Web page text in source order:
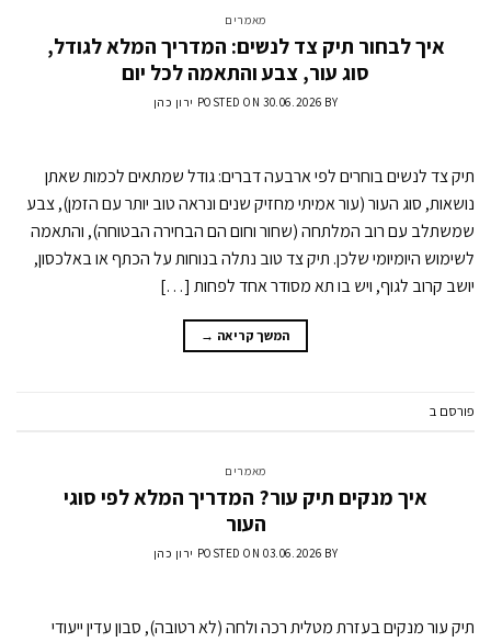
מאמרים
איך לבחור תיק צד לנשים: המדריך המלא לגודל,
סוג עור, צבע והתאמה לכל יום
POSTED ON30.06.2026 BY ירון כהן
תיק צד לנשים בוחרים לפי ארבעה דברים: גודל שמתאים לכמות שאתן
נושאות, סוג העור (עור אמיתי מחזיק שנים ונראה טוב יותר עם הזמן), צבע
שמשתלב עם רוב המלתחה (שחור וחום הם הבחירה הבטוחה), והתאמה
לשימוש היומיומי שלכן. תיק צד טוב נתלה בנוחות על הכתף או באלכסון,
יושב קרוב לגוף, ויש בו תא מסודר אחד לפחות […]
המשך קריאה →
פורסם ב
מאמרים
איך מנקים תיק עור? המדריך המלא לפי סוגי
העור
POSTED ON03.06.2026 BY ירון כהן
תיק עור מנקים בעזרת מטלית רכה ולחה (לא רטובה), סבון עדין ייעודי